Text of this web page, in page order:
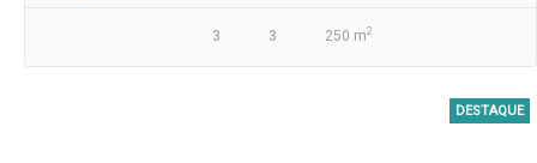
3 3 250 m2
DESTAQUE